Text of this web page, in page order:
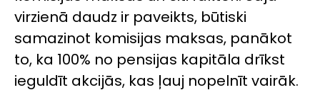
virzienā daudz ir paveikts, būtiski
samazinot komisijas maksas, panākot
to, ka 100% no pensijas kapitāla drīkst
ieguldīt akcijās, kas ļauj nopelnīt vairāk.